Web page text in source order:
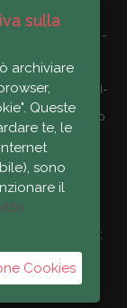
02895340244 -
di Vicenza al n°VI-
iscritto al Collegio
Denis via
(VI) -
30453 | Fax:
sulla
archiviare
Queste
te, le
sono
il
Cookies